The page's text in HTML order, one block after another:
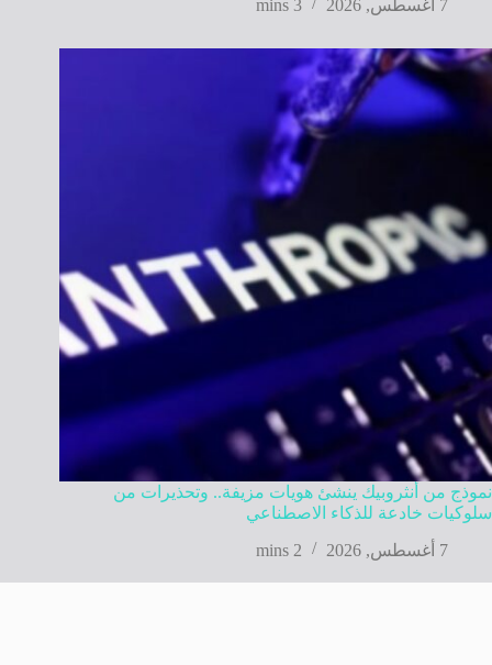
7 أغسطس, 2026
3 mins
نموذج من أنثروبيك ينشئ هويات مزيفة.. وتحذيرات من
سلوكيات خادعة للذكاء الاصطناعي
7 أغسطس, 2026
2 mins